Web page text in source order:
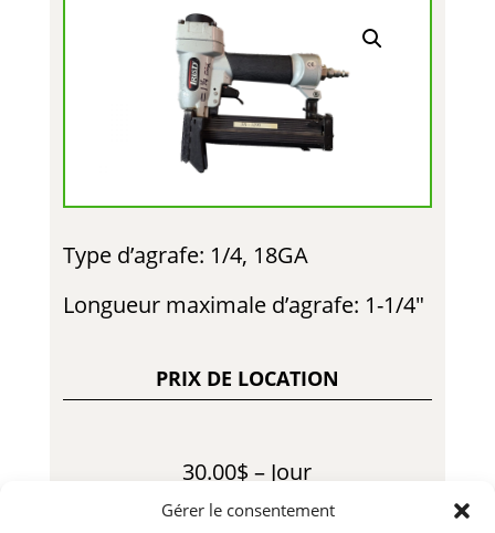
Gérer le consentement
Type d’agrafe: 1/4, 18GA
Longueur maximale d’agrafe: 1-1/4″
PRIX DE LOCATION
30.00$ – Jour
90.00$ – Semaine